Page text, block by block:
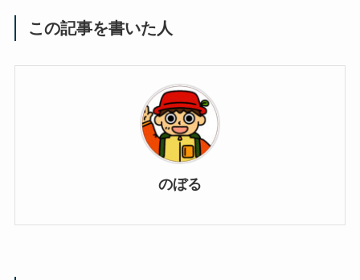
この記事を書いた人
のぼる